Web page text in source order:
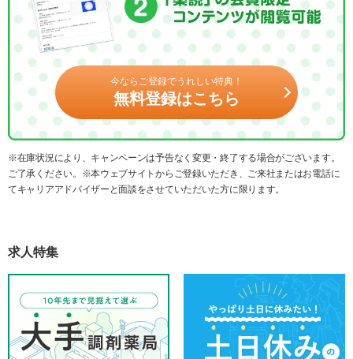
今ならご登録でうれしい特典！
無料登録はこちら
※在庫状況により、キャンペーンは予告なく変更・終了する場合がございます。
ご了承ください。※本ウェブサイトからご登録いただき、ご来社またはお電話に
てキャリアアドバイザーと面談をさせていただいた方に限ります。
求人特集